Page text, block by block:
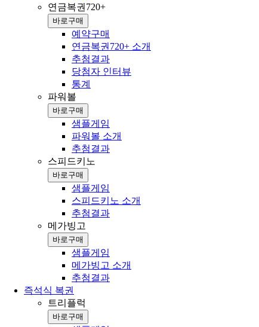
연금복권720+
바로구매
예약구매
연금복권720+ 소개
추첨결과
당첨자 인터뷰
통계
파워볼
바로구매
샘플게임
파워볼 소개
추첨결과
스피드키노
바로구매
샘플게임
스피드키노 소개
추첨결과
메가빙고
바로구매
샘플게임
메가빙고 소개
추첨결과
즉석식 복권
트리플럭
바로구매